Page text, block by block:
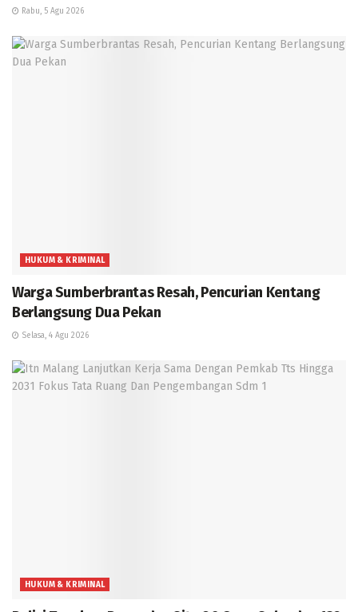
Rabu, 5 Agu 2026
HUKUM & KRIMINAL
Warga Sumberbrantas Resah, Pencurian Kentang
Berlangsung Dua Pekan
Selasa, 4 Agu 2026
HUKUM & KRIMINAL